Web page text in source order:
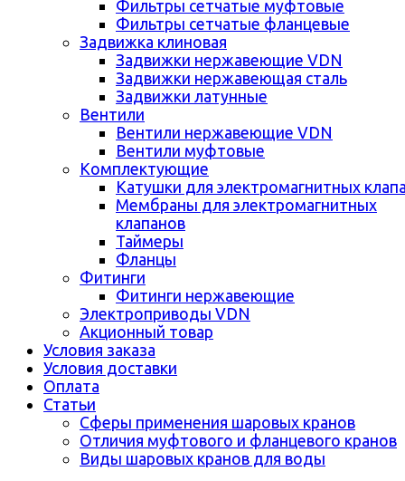
Фильтры сетчатые муфтовые
Фильтры сетчатые фланцевые
Задвижка клиновая
Задвижки нержавеющие VDN
Задвижки нержавеющая сталь
Задвижки латунные
Вентили
Вентили нержавеющие VDN
Вентили муфтовые
Комплектующие
Катушки для электромагнитных
Мембраны для электромагнитных
клапанов
Таймеры
Фланцы
Фитинги
Фитинги нержавеющие
Электроприводы VDN
Акционный товар
Условия заказа
Условия доставки
Оплата
Статьи
Сферы применения шаровых кранов
Отличия муфтового и фланцевого кранов
Виды шаровых кранов для воды